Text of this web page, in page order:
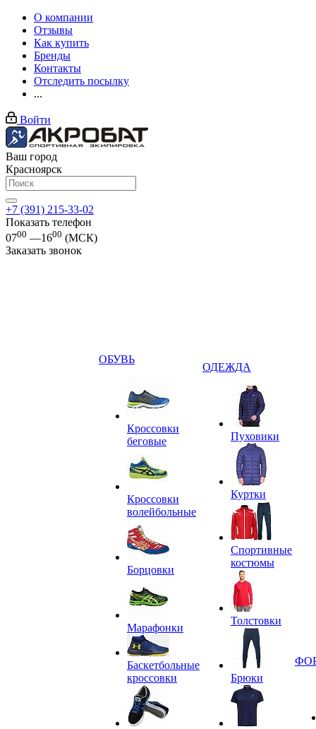
О компании
Отзывы
Как купить
Бренды
Контакты
Отследить посылку
...
Войти
Ваш город
Красноярск
+7 (391) 215-33-02
Показать телефон
0700 —1600 (МСК)
Заказать звонок
ОБУВЬ
Кроссовки
беговые
Кроссовки
волейбольные
Борцовки
Марафонки
Баскетбольные
кроссовки
ОДЕЖДА
Пуховики
Куртки
Спортивные
костюмы
Толстовки
Брюки